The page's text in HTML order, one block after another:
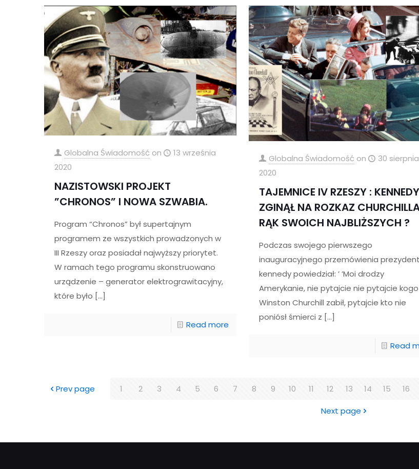
Globalna Świadomość on
13 września
2020
NAZISTOWSKI PROJEKT
”CHRONOS” I NOWA SZWABIA.
Program “Chronos” był supertajnym
programem ze wszystkich prowadzonych w
III Rzeszy oraz posiadał najwyższy priorytet.
W ramach tego programu skonstruowano
urządzenie – generator elektrograwitacyjny,
które było […]
Read more
Globalna Świadomość on
30 sierpnia
2020
TAJEMNICE IV RZESZY : KENNEDY
ZGINĄŁ NA ROZKAZ
RĄK SWOICH NAJBLIŻSZYCH ?
Podczas swojego pierwszego
inauguracyjnego przemówienia prezydent
kennedy powiedział: ’ ’Moi drodzy
Amerykanie, nie pytajcie nie pytajcie kogo
Winston Churchill zabił, pytajcie kto nie
poniósł śmierci z […]
Read
Prev page 1 2 3 4 5 6 7 8 9 10 11 12 13 14 15 16
Next page